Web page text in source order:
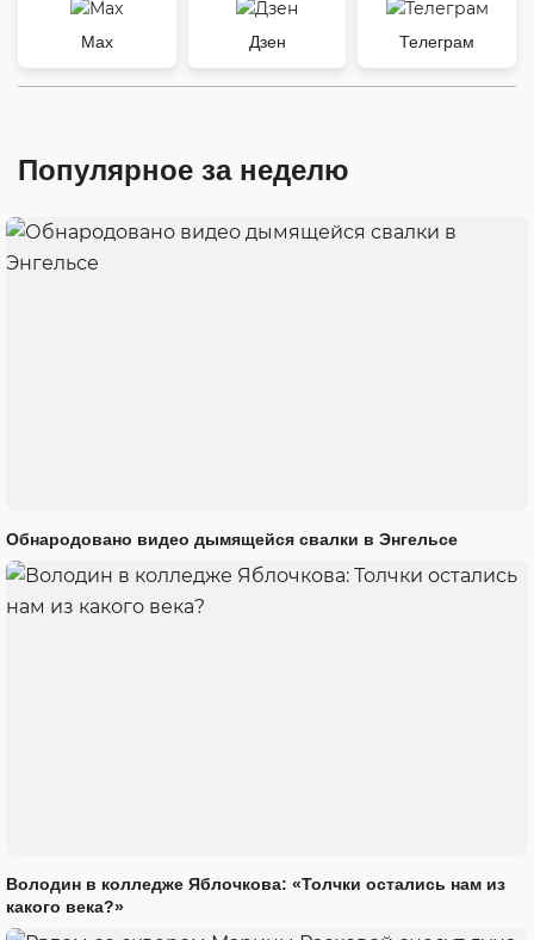
Max Дзен Телеграм
Популярное за неделю
Обнародовано видео дымящейся свалки в Энгельсе
Володин в колледже Яблочкова: «Толчки остались нам из
какого века?»